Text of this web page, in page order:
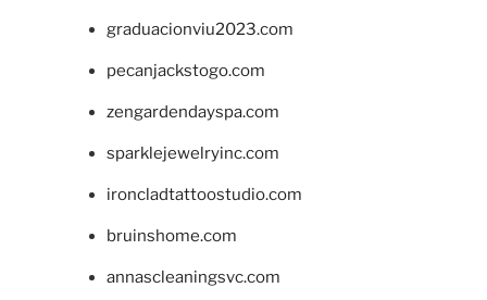
graduacionviu2023.com
pecanjackstogo.com
zengardendayspa.com
sparklejewelryinc.com
ironcladtattoostudio.com
bruinshome.com
annascleaningsvc.com